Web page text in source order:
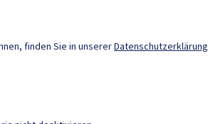
finden Sie in unsererDatenschutzerklärung